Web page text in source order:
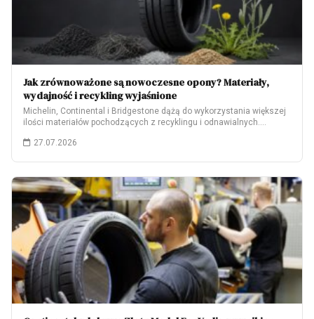
Jak zrównoważone są nowoczesne opony? Materiały,
wydajność i recykling wyjaśnione
Michelin, Continental i Bridgestone dążą do wykorzystania większej
ilości materiałów pochodzących z recyklingu i odnawialnych.…
27.07.2026